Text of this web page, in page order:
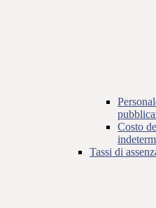
Costo
Tassi di